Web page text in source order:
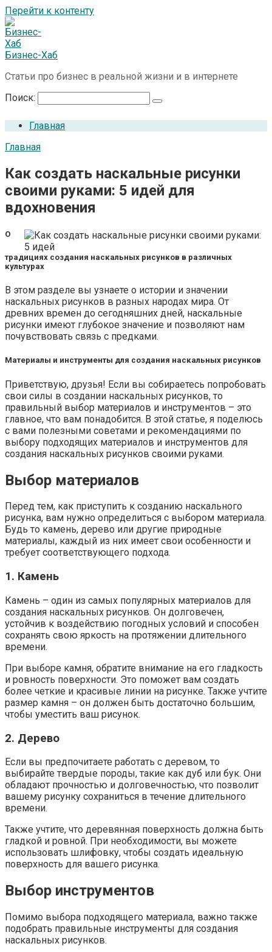
Перейти к контенту
Бизнес-Хаб
Статьи про бизнес в реальной жизни и в интернете
Поиск:
Главная
Главная
Как создать наскальные рисунки
своими руками: 5 идей для
вдохновения
О
традициях создания наскальных рисунков в различных
культурах
В этом разделе вы узнаете о истории и значении
наскальных рисунков в разных народах мира. От
древних времен до сегодняшних дней, наскальные
рисунки имеют глубокое значение и позволяют нам
почувствовать связь с предками.
Материалы и инструменты для создания наскальных рисунков
Приветствую, друзья! Если вы собираетесь попробовать
свои силы в создании наскальных рисунков, то
правильный выбор материалов и инструментов – это
главное, что вам понадобится. В этой статье, я поделюсь
с вами полезными советами и рекомендациями по
выбору подходящих материалов и инструментов для
создания наскальных рисунков своими руками.
Выбор материалов
Перед тем, как приступить к созданию наскального
рисунка, вам нужно определиться с выбором материала.
Будь то камень, дерево или другие природные
материалы, каждый из них имеет свои особенности и
требует соответствующего подхода.
1. Камень
Камень – один из самых популярных материалов для
создания наскальных рисунков. Он долговечен,
устойчив к воздействию погодных условий и способен
сохранять свою яркость на протяжении длительного
времени.
При выборе камня, обратите внимание на его гладкость
и ровность поверхности. Это поможет вам создать
более четкие и красивые линии на рисунке. Также учтите
размер камня – он должен быть достаточно большим,
чтобы уместить ваш рисунок.
2. Дерево
Если вы предпочитаете работать с деревом, то
выбирайте твердые породы, такие как дуб или бук. Они
обладают прочностью и долговечностью, что позволит
вашему рисунку сохраниться в течение длительного
времени.
Также учтите, что деревянная поверхность должна быть
гладкой и ровной. При необходимости, вы можете
использовать шлифовку, чтобы создать идеальную
поверхность для вашего рисунка.
Выбор инструментов
Помимо выбора подходящего материала, важно также
подобрать правильные инструменты для создания
наскальных рисунков.